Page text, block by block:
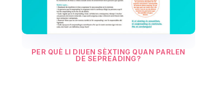
PER QUÈ LI DIUEN SÈXTING QUAN PARLEN
DE SEPREADING?